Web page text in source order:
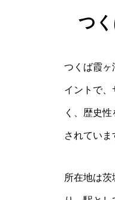
つ
つくば霞ヶ
イントで
く、歴史
されていま
所在地は